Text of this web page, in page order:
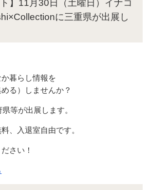
ト】11月30日（土曜日）イナコ
に三重県が出展し
暮らし情報を
る）しませんか？
等が出展します。
、入退室自由です。
さい！